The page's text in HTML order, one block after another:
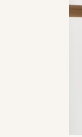
} .rk-links{
top:10px; } .rk-
gap:8px;
border-
(max-
columns:1fr;
text-
size:22px;
margin:10px
display:flex;
chip{
color:#495156;
*/ .rk-
card{